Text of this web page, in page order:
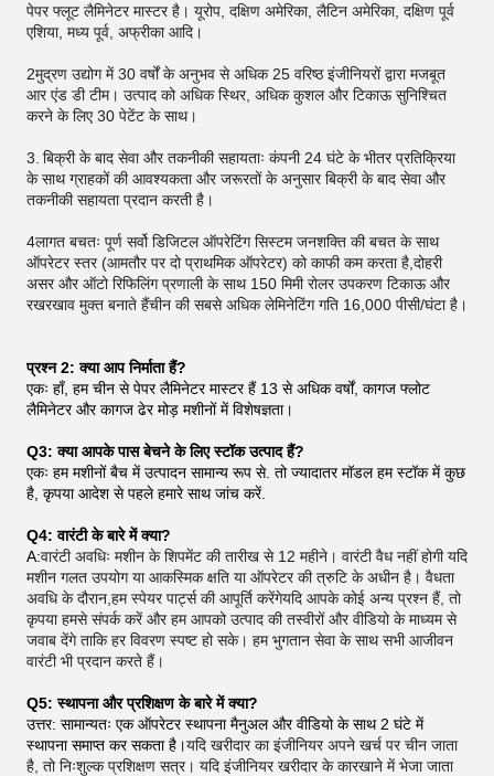
पेपर फ्लूट लैमिनेटर मास्टर है। यूरोप, दक्षिण अमेरिका, लैटिन अमेरिका, दक्षिण पूर्व
एशिया, मध्य पूर्व, अफ्रीका आदि।
2मुद्रण उद्योग में 30 वर्षों के अनुभव से अधिक 25 वरिष्ठ इंजीनियरों द्वारा मजबूत
आर एंड डी टीम। उत्पाद को अधिक स्थिर, अधिक कुशल और टिकाऊ सुनिश्चित
करने के लिए 30 पेटेंट के साथ।
3. बिक्री के बाद सेवा और तकनीकी सहायताः कंपनी 24 घंटे के भीतर प्रतिक्रिया
के साथ ग्राहकों की आवश्यकता और जरूरतों के अनुसार बिक्री के बाद सेवा और
तकनीकी सहायता प्रदान करती है।
4लागत बचतः पूर्ण सर्वो डिजिटल ऑपरेटिंग सिस्टम जनशक्ति की बचत के साथ
ऑपरेटर स्तर (आमतौर पर दो प्राथमिक ऑपरेटर) को काफी कम करता है,दोहरी
असर और ऑटो रिफिलिंग प्रणाली के साथ 150 मिमी रोलर उपकरण टिकाऊ और
रखरखाव मुक्त बनाते हैंचीन की सबसे अधिक लेमिनेटिंग गति 16,000 पीसी/घंटा है।
प्रश्न 2: क्या आप निर्माता हैं?
एकः हाँ, हम चीन से पेपर लैमिनेटर मास्टर हैं 13 से अधिक वर्षों, कागज फ्लोट
लैमिनेटर और कागज ढेर मोड़ मशीनों में विशेषज्ञता।
Q3: क्या आपके पास बेचने के लिए स्टॉक उत्पाद हैं?
एकः हम मशीनों बैच में उत्पादन सामान्य रूप से. तो ज्यादातर मॉडल हम स्टॉक में कुछ
है, कृपया आदेश से पहले हमारे साथ जांच करें.
Q4: वारंटी के बारे में क्या?
A:वारंटी अवधिः मशीन के शिपमेंट की तारीख से 12 महीने। वारंटी वैध नहीं होगी यदि
मशीन गलत उपयोग या आकस्मिक क्षति या ऑपरेटर की त्रुटि के अधीन है। वैधता
अवधि के दौरान,हम स्पेयर पार्ट्स की आपूर्ति करेंगेयदि आपके कोई अन्य प्रश्न हैं, तो
कृपया हमसे संपर्क करें और हम आपको उत्पाद की तस्वीरों और वीडियो के माध्यम से
जवाब देंगे ताकि हर विवरण स्पष्ट हो सके। हम भुगतान सेवा के साथ सभी आजीवन
वारंटी भी प्रदान करते हैं।
Q5: स्थापना और प्रशिक्षण के बारे में क्या?
उत्तर: सामान्यतः एक ऑपरेटर स्थापना मैनुअल और वीडियो के साथ 2 घंटे में
स्थापना समाप्त कर सकता है।यदि खरीदार का इंजीनियर अपने खर्च पर चीन जाता
है, तो निःशुल्क प्रशिक्षण सत्र। यदि इंजीनियर खरीदार के कारखाने में भेजा जाता